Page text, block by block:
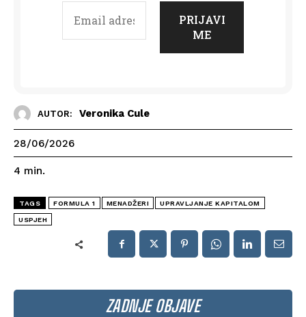
ZADNJE OBJAVE
AUTOR: Veronika Cule
28/06/2026
4 min.
TAGS FORMULA 1 MENADŽERI UPRAVLJANJE KAPITALOM
USPJEH